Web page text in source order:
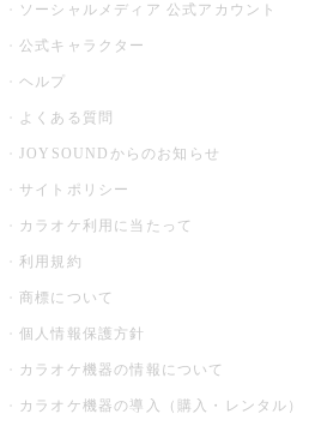
ソーシャルメディア 公式アカウント
公式キャラクター
ヘルプ
よくある質問
JOYSOUNDからのお知らせ
サイトポリシー
カラオケ利用に当たって
利用規約
商標について
個人情報保護方針
カラオケ機器の情報について
カラオケ機器の導入（購入・レンタル）